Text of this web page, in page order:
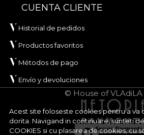
Acest site foloseste cookies pentru a va
dorita. Navigand in continuare, sunteti
COOKIES si cu plasarea de cookies, cu
CUENTA CLIENTE
Historial de pedidos
Productos favoritos
Métodos de pago
Envío y devoluciones
© House of VLAdiLA